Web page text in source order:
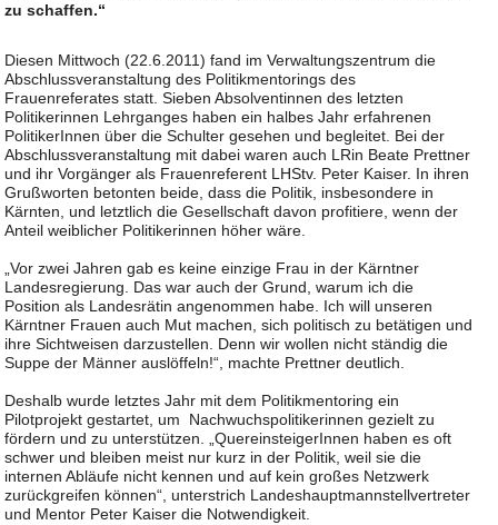
zu schaffen.“
Diesen Mittwoch (22.6.2011) fand im Verwaltungszentrum die
Abschlussveranstaltung des Politikmentorings des
Frauenreferates statt. Sieben Absolventinnen des letzten
Politikerinnen Lehrganges haben ein halbes Jahr erfahrenen
PolitikerInnen über die Schulter gesehen und begleitet. Bei der
Abschlussveranstaltung mit dabei waren auch LRin Beate Prettner
und ihr Vorgänger als Frauenreferent LHStv. Peter Kaiser. In ihren
Grußworten betonten beide, dass die Politik, insbesondere in
Kärnten, und letztlich die Gesellschaft davon profitiere, wenn der
Anteil weiblicher Politikerinnen höher wäre.
„Vor zwei Jahren gab es keine einzige Frau in der Kärntner
Landesregierung. Das war auch der Grund, warum ich die
Position als Landesrätin angenommen habe. Ich will unseren
Kärntner Frauen auch Mut machen, sich politisch zu betätigen und
ihre Sichtweisen darzustellen. Denn wir wollen nicht ständig die
Suppe der Männer auslöffeln!“, machte Prettner deutlich.
Deshalb wurde letztes Jahr mit dem Politikmentoring ein
Pilotprojekt gestartet, um Nachwuchspolitikerinnen gezielt zu
fördern und zu unterstützen. „QuereinsteigerInnen haben es oft
schwer und bleiben meist nur kurz in der Politik, weil sie die
internen Abläufe nicht kennen und auf kein großes Netzwerk
zurückgreifen können“, unterstrich Landeshauptmannstellvertreter
und Mentor Peter Kaiser die Notwendigkeit.